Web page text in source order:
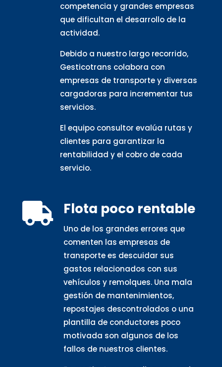
competencia y grandes empresas
que dificultan el desarrollo de la
actividad.
Debido a nuestro largo recorrido,
Gesticotrans colabora con
empresas de transporte y diversas
cargadoras para incrementar tus
servicios.
El equipo consultor evalúa rutas y
clientes para garantizar la
rentabilidad y el cobro de cada
servicio.
 Flota poco rentable
Uno de los grandes errores que
comenten las empresas de
transporte es descuidar sus
gastos relacionados con sus
vehículos y remolques. Una mala
gestión de mantenimientos,
repostajes descontrolados o una
plantilla de conductores poco
motivada son algunos de los
fallos de nuestros clientes.